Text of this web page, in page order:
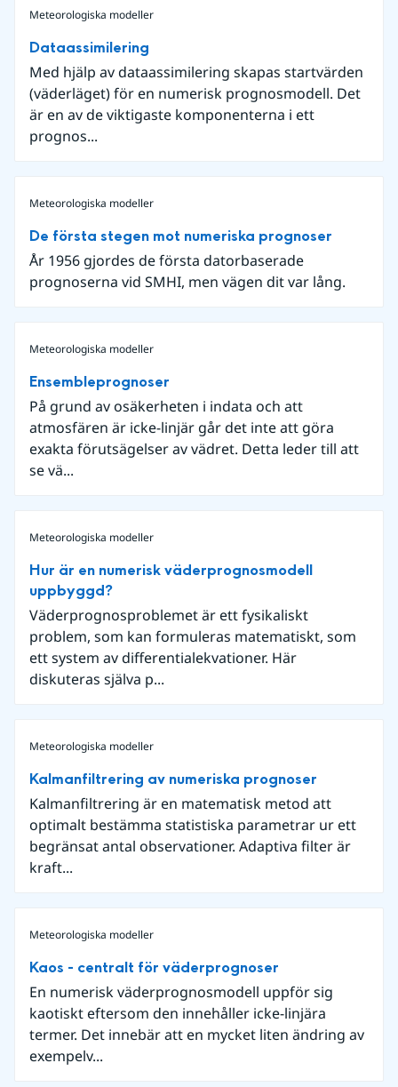
Meteorologiska modeller
Dataassimilering
Med hjälp av dataassimilering skapas startvärden
(väderläget) för en numerisk prognosmodell. Det
är en av de viktigaste komponenterna i ett
prognos...
Meteorologiska modeller
De första stegen mot numeriska prognoser
År 1956 gjordes de första datorbaserade
prognoserna vid SMHI, men vägen dit var lång.
Meteorologiska modeller
Ensembleprognoser
På grund av osäkerheten i indata och att
atmosfären är icke-linjär går det inte att göra
exakta förutsägelser av vädret. Detta leder till att
se vä...
Meteorologiska modeller
Hur är en numerisk väderprognosmodell
uppbyggd?
Väderprognosproblemet är ett fysikaliskt
problem, som kan formuleras matematiskt, som
ett system av differentialekvationer. Här
diskuteras själva p...
Meteorologiska modeller
Kalmanfiltrering av numeriska prognoser
Kalmanfiltrering är en matematisk metod att
optimalt bestämma statistiska parametrar ur ett
begränsat antal observationer. Adaptiva filter är
kraft...
Meteorologiska modeller
Kaos - centralt för väderprognoser
En numerisk väderprognosmodell uppför sig
kaotiskt eftersom den innehåller icke-linjära
termer. Det innebär att en mycket liten ändring av
exempelv...